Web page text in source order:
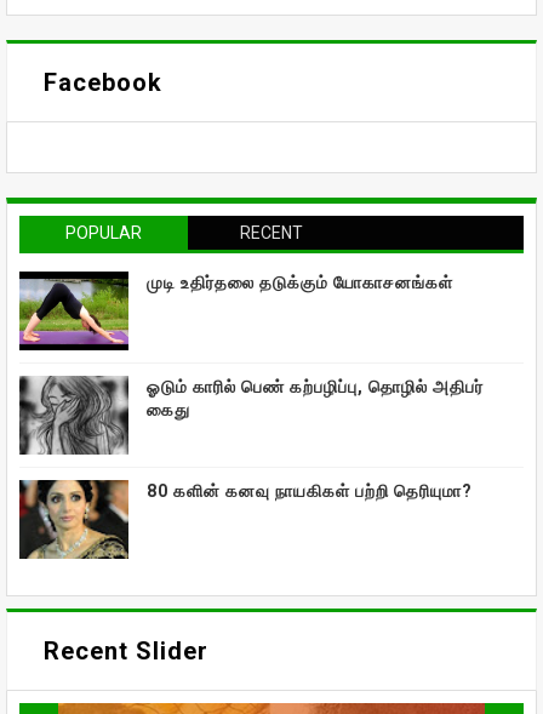
Facebook
POPULAR RECENT
முடி உதிர்தலை தடுக்கும் யோகாசனங்கள்
ஓடும் காரில் பெண் கற்பழிப்பு, தொழில் அதிபர்
கைது
80 களின் கனவு நாயகிகள் பற்றி தெரியுமா?
Recent Slider